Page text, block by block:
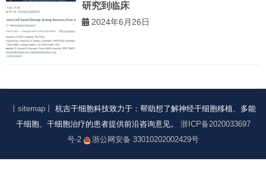
研究到临床
2024年6月26日
丨sitemap丨
杭吉干细胞科技致力于：帮助想了解神经干细胞移植、多能
干细胞、干细胞治疗的患者提供前沿咨询意见。 浙ICP备2020033697
号-2
浙公网安备 33010202002429号